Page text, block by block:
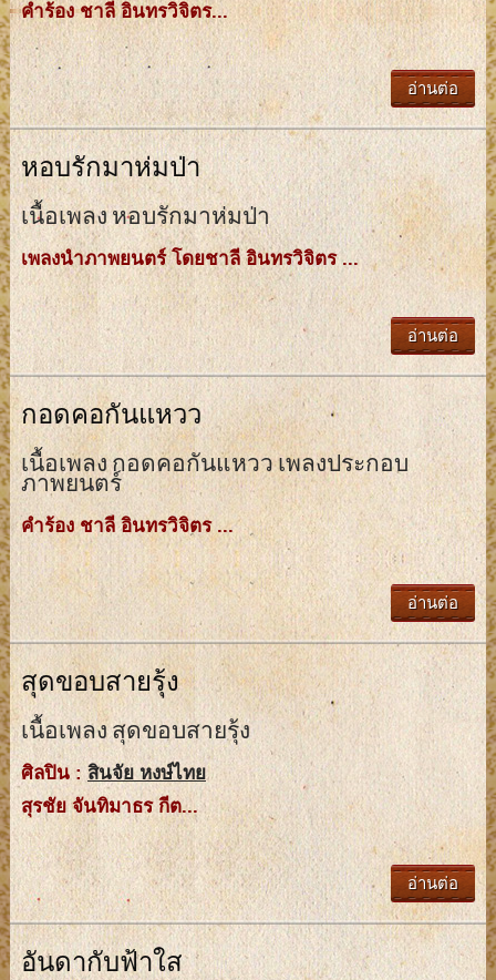
คําร้อง ชาลี อินทรวิจิตร...
อ่านต่อ
หอบรักมาห่มป่า
เนื้อเพลง หอบรักมาห่มป่า
เพลงนําภาพยนตร์ โดยชาลี อินทรวิจิตร ...
อ่านต่อ
กอดคอกันแหวว
เนื้อเพลง กอดคอกันแหวว เพลงประกอบ
ภาพยนตร์
คําร้อง ชาลี อินทรวิจิตร ...
อ่านต่อ
สุดขอบสายรุ้ง
เนื้อเพลง สุดขอบสายรุ้ง
ศิลปิน :สินจัย หงษ์ไทย
สุรชัย จันทิมาธร กีต...
อ่านต่อ
อันดากับฟ้าใส